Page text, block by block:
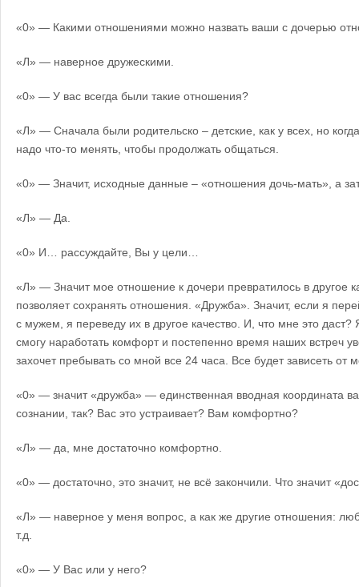
«0» — Какими отношениями можно назвать ваши с дочерью
«Л» — наверное дружескими.
«0» — У вас всегда были такие отношения?
«Л» — Сначала были родительско – детские, как у всех, но
надо что-то менять, чтобы продолжать общаться.
«0» — Значит, исходные данные – «отношения дочь-мать», а
«Л» — Да.
«0» И… рассуждайте, Вы у цели…
«Л» — Значит мое отношение к дочери превратилось в другое
позволяет сохранять отношения. «Дружба». Значит, если я
с мужем, я переведу их в другое качество. И, что мне это даст?
смогу наработать комфорт и постепенно время наших встреч
захочет пребывать со мной все 24 часа. Все будет зависеть от
«0» — значит «дружба» — единственная вводная координата
сознании, так? Вас это устраивает? Вам комфортно?
«Л» — да, мне достаточно комфортно.
«0» — достаточно, это значит, не всё закончили. Что значит
«Л» — наверное у меня вопрос, а как же другие отношения:
т.д.
«0» — У Вас или у него?